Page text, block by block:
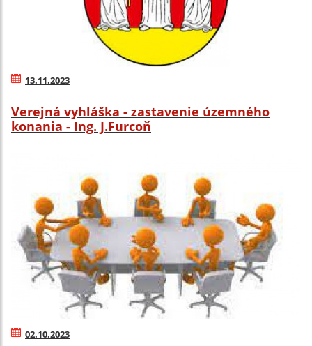
13.11.2023
Verejná vyhláška - zastavenie územného
konania - Ing. J.Furcoň
02.10.2023